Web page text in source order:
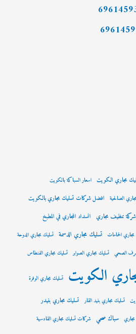
مجاري الكويت اسعار السباكة بالكويت
الصالحية افضل شركات تسليك مجاري بالكويت
تنظيف مجاري انسداد المجاري في المطبخ
الحمامات تسليك مجاري الدسمة تسليك مجاري الدوحة
الصحي تسليك مجاري الصوابر تسليك مجاري الفنطاس
الكويت تسليك مجاري الوفرة
تسليك مجاري بنيد القار تسليك مجاري بنيدر
سباك صحي شركات تسليك مجاري القادسية